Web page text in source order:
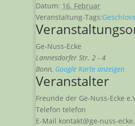
Datum: 16. Februar
Veranstaltung-Tags:
Ge-Nuss-Ecke
Lannesdorfer Str. 2 - 4
Bonn, Google Karte anzeigen
Veranstalter
Freunde der Ge-Nuss-Ecke
Telefon telefon
E-Mail kontakt@ge-nuss-